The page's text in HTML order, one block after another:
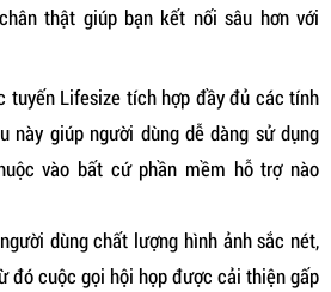
thật giúp bạn kết nối sâu hơn với
tuyến Lifesize tích hợp đầy đủ các tính
này giúp người dùng dễ dàng sử dụng
vào bất cứ phần mềm hỗ trợ nào
dùng chất lượng hình ảnh sắc nét,
đó cuộc gọi hội họp được cải thiện gấp